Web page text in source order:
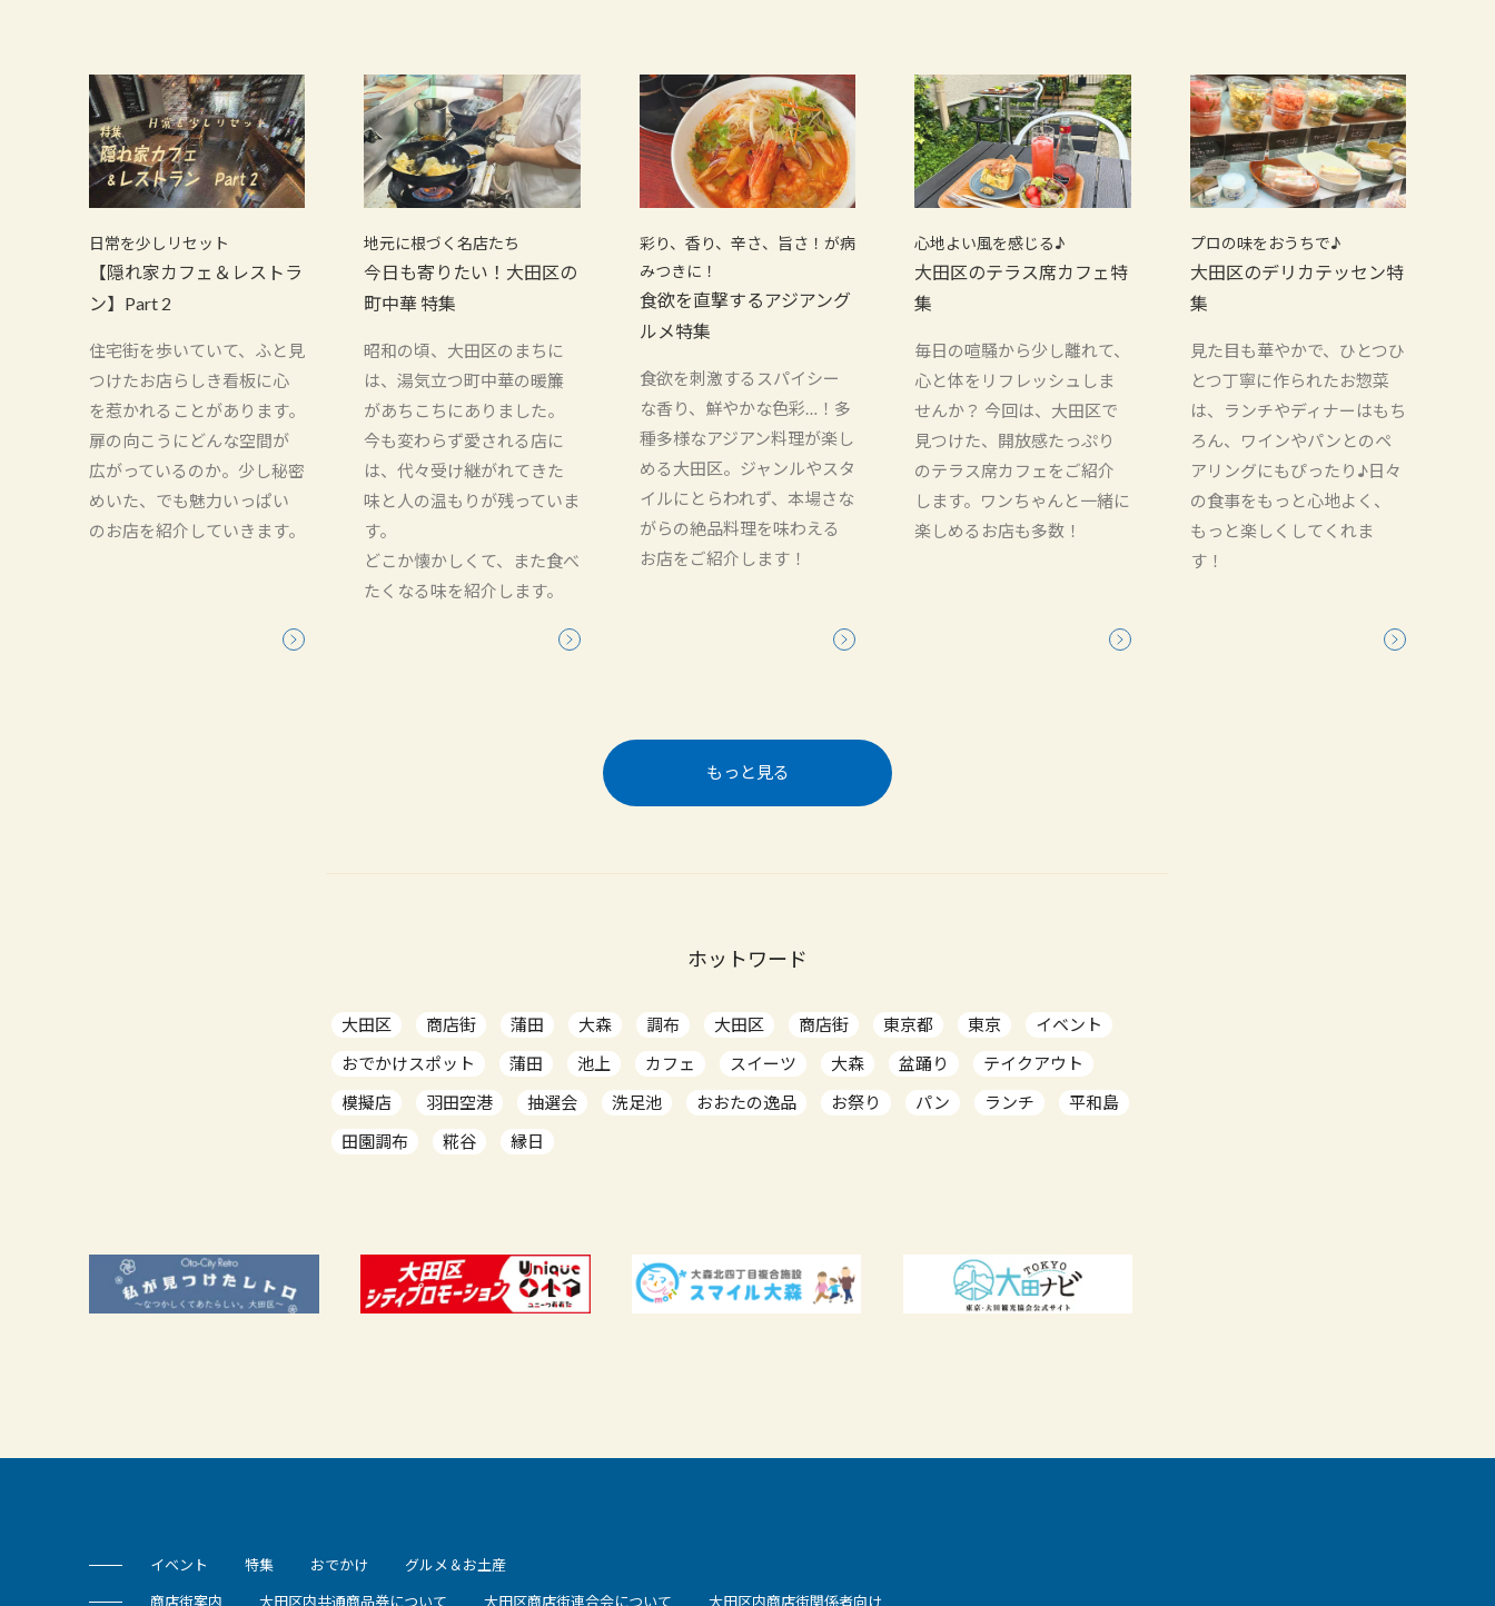
日常を少しリセット
【隠れ家カフェ＆レストラ
ン】Part 2
住宅街を歩いていて、ふと見
つけたお店らしき看板に心
を惹かれることがあります。
扉の向こうにどんな空間が
広がっているのか。少し秘密
めいた、でも魅力いっぱい
のお店を紹介していきます。
地元に根づく名店たち
今日も寄りたい！大田区の
町中華 特集
昭和の頃、大田区のまちに
は、湯気立つ町中華の暖簾
があちこちにありました。
今も変わらず愛される店に
は、代々受け継がれてきた
味と人の温もりが残っていま
す。
どこか懐かしくて、また食べ
たくなる味を紹介します。
彩り、香り、辛さ、旨さ！が病
みつきに！
食欲を直撃するアジアング
ルメ特集
食欲を刺激するスパイシー
な香り、鮮やかな色彩…！多
種多様なアジアン料理が楽し
める大田区。ジャンルやスタ
イルにとらわれず、本場さな
がらの絶品料理を味わえる
お店をご紹介します！
心地よい風を感じる♪
大田区のテラス席カフェ特
集
毎日の喧騒から少し離れて、
心と体をリフレッシュしま
せんか？ 今回は、大田区で
見つけた、開放感たっぷり
のテラス席カフェをご紹介
します。ワンちゃんと一緒に
楽しめるお店も多数！
プロの味をおうちで♪
大田区のデリカテッセン特
集
見た目も華やかで、ひとつひ
とつ丁寧に作られたお惣菜
は、ランチやディナーはもち
ろん、ワインやパンとのペ
アリングにもぴったり♪日々
の食事をもっと心地よく、
もっと楽しくしてくれま
す！
もっと見る
ホットワード
大田区 商店街 蒲田 大森 調布 大田区 商店街 東京都 東京
イベント
おでかけスポット
蒲田 池上 カフェ スイーツ 大森 盆踊り
テイクアウト
模擬店
羽田空港 抽選会 洗足池 おおたの逸品 お祭り パン ランチ
平和島
田園調布
糀谷 縁日
イベント 特集 おでかけ グルメ＆お土産
商店街案内 大田区内共通商品券について 大田区商店街連合会について 大田区内商店街関係者向け